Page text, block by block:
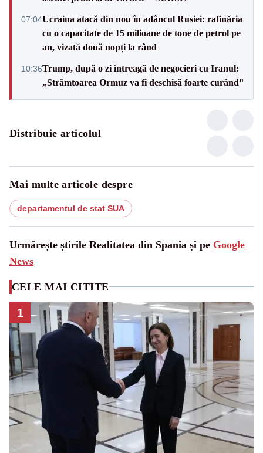
07:04Ucraina atacă din nou în adâncul Rusiei: rafinăria
cu o capacitate de 15 milioane de tone de petrol pe
an, vizată două nopți la rând
10:36Trump, după o zi întreagă de negocieri cu Iranul:
„Strâmtoarea Ormuz va fi deschisă foarte curând”
Distribuie articolul
Mai multe articole despre
departamentul de stat SUA
Urmărește știrile Realitatea din Spania și pe Google
News
CELE MAI CITITE
1